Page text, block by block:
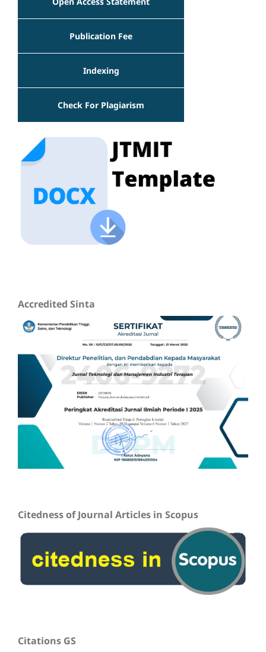
Publication Fee
Indexing
Check For Plagiarism
Accredited Sinta
Citedness of Journal Articles in Scopus
Citations GS